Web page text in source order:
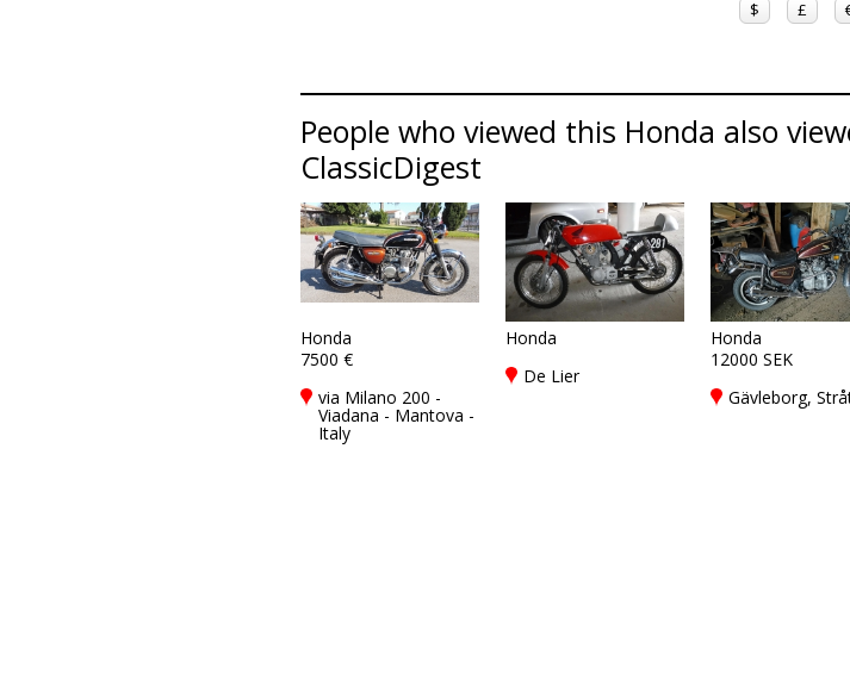
$ £
People who viewed this Honda also
ClassicDigest
Honda
7500 €
via Milano 200 -
Viadana - Mantova -
Italy
Honda
De Lier
Honda
12000 SEK
Gävleborg,